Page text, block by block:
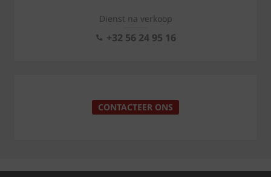
Dienst na verkoop
+32 56 24 95 16
CONTACTEER ONS